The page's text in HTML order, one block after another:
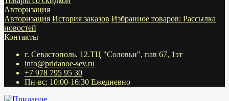
Авторизация
Авторизация История заказов Избранное товаров: Рассылка
новостей
Контакты
г. Севастополь. 12.ТЦ "Соловьи", пав 67, 1эт
info@pridanoe-sev.ru
+7 978 795 95 30
Пн-вс: 10:00-16:30 Ежедневно